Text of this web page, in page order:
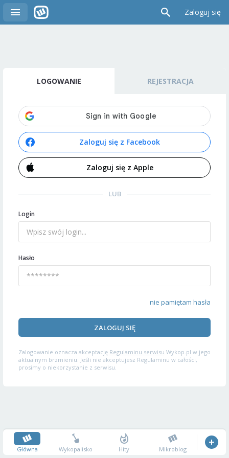
Zaloguj się
LOGOWANIE REJESTRACJA
Zaloguj się z Facebook
Zaloguj się z Apple
LUB
Login
Hasło
nie pamiętam hasła
ZALOGUJ SIĘ
Zalogowanie oznacza akceptację Regulaminu serwisu Wykop.pl w jego
aktualnym brzmieniu. Jeśli nie akceptujesz Regulaminu w całości,
prosimy o niekorzystanie z serwisu.
Główna Wykopalisko Hity Mikroblog